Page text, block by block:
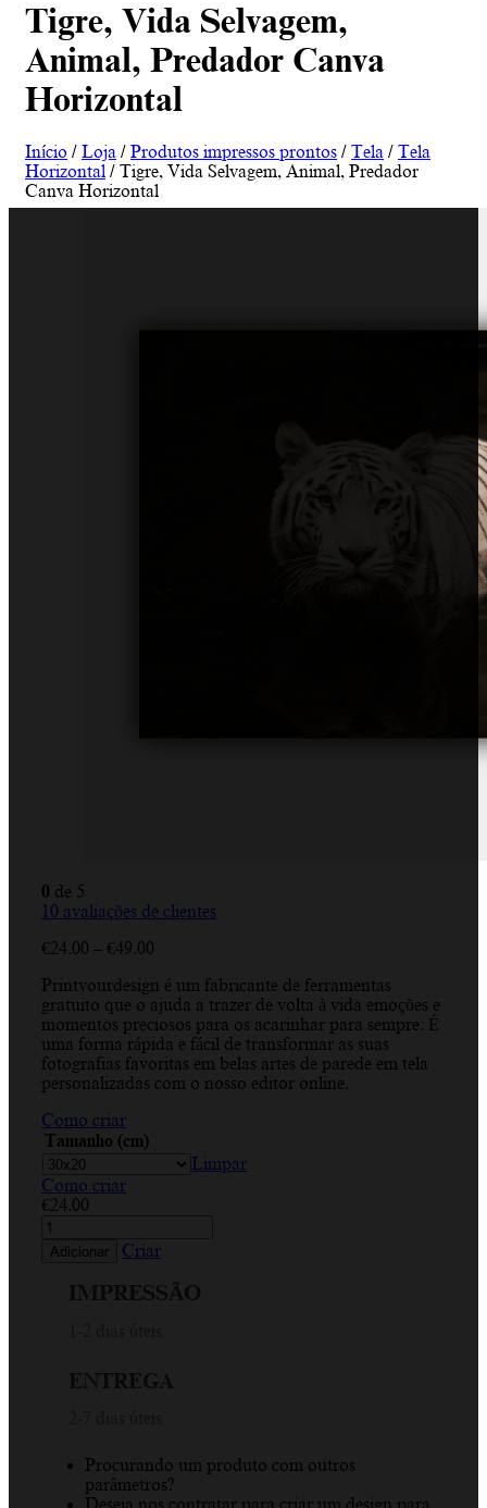
Tigre, Vida Selvagem,
Animal, Predador Canva
Horizontal
Início / Loja / Produtos impressos prontos / Tela / Tela
Horizontal / Tigre, Vida Selvagem, Animal, Predador
Canva Horizontal
0 de 5
10 avaliações de clientes
€24.00 – €49.00
€24.00
through
€49.00
Printyourdesign é um fabricante de ferramentas
gratuito que o ajuda a trazer de volta à vida emoções e
momentos preciosos para os acarinhar para sempre. É
uma forma rápida e fácil de transformar as suas
fotografias favoritas em belas artes de parede em tela
personalizadas com o nosso editor online.
Como criar
Tamanho (cm)
Limpar
Como criar
€24.00
Quantidade
de
Tigre,
Adicionar Criar
Procurando um produto com outros
parâmetros?